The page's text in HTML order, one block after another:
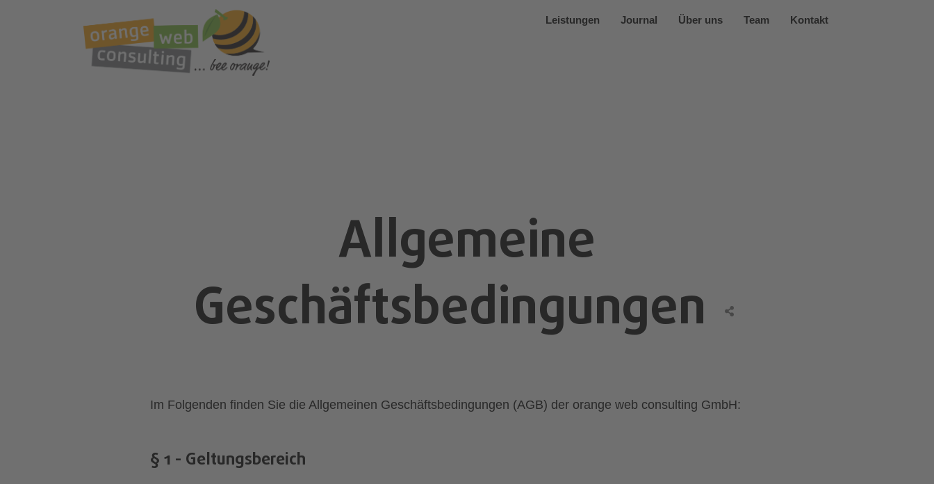
Leistungen Journal Über uns Team Kontakt
Allgemeine
Geschäftsbedingungen
Im Folgenden finden Sie die Allgemeinen Geschäftsbedingungen (AGB) der orange web consulting GmbH:
§ 1 - Geltungsbereich